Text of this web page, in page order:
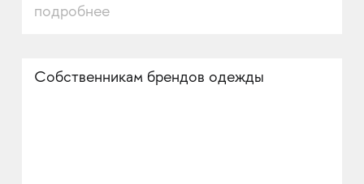
подробнее
Собственникам брендов одежды